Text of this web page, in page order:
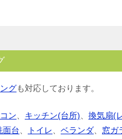
グも対応しております。
ン キッチン(台所)
換気扇(
面台 トイレ ベランダ
窓ガ